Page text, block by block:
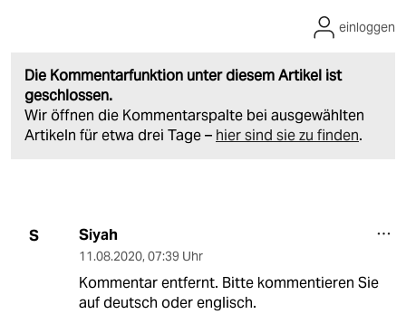
Die Kommentarfunktion unter diesem Artikel ist
geschlossen.
Wir öffnen die Kommentarspalte bei ausgewählten
Artikeln für etwa drei Tage – hier sind sie zu finden.
einloggen
S Siyah
11.08.2020, 07:39 Uhr
Kommentar entfernt. Bitte kommentieren Sie
auf deutsch oder englisch.